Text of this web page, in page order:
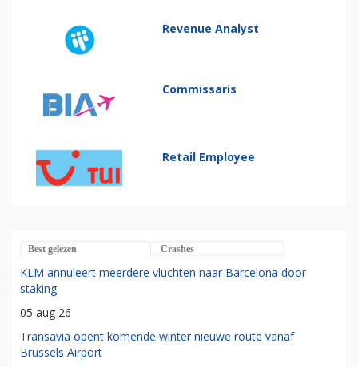
Revenue Analyst
Commissaris
Retail Employee
Best gelezen Crashes
KLM annuleert meerdere vluchten naar Barcelona door
staking
05 aug 26
Transavia opent komende winter nieuwe route vanaf
Brussels Airport